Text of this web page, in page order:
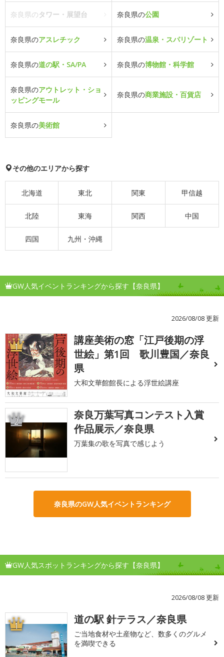
奈良県のタワー・展望台 奈良県の公園
奈良県のアスレチック 奈良県の温泉・スパリゾート
奈良県の道の駅・SA/PA 奈良県の博物館・科学館
奈良県のアウトレット・ショ
ッピングモール
奈良県の商業施設・百貨店
奈良県の美術館
その他のエリアから探す
北海道 東北 関東 甲信越
北陸 東海 関西 中国
四国 九州・沖縄
GW人気イベントランキングから探す【奈良県】
2026/08/08 更新
1
講座美術の窓「江戸後期の浮
世絵」第1回 歌川豊国／奈良
県
大和文華館館長による浮世絵講座
2
奈良万葉写真コンテスト入賞
作品展示／奈良県
万葉集の歌を写真で感じよう
奈良県のGW人気イベントランキング
GW人気スポットランキングから探す【奈良県】
2026/08/08 更新
1 道の駅 針テラス／奈良県
ご当地食材や土産物など、数多くのグルメ
を満喫できる